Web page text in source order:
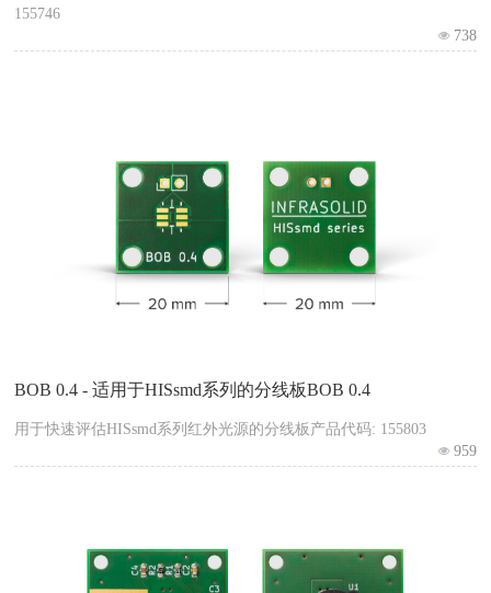
155746
738
BOB 0.4 - 适用于HISsmd系列的分线板BOB 0.4
用于快速评估HISsmd系列红外光源的分线板产品代码: 155803
959